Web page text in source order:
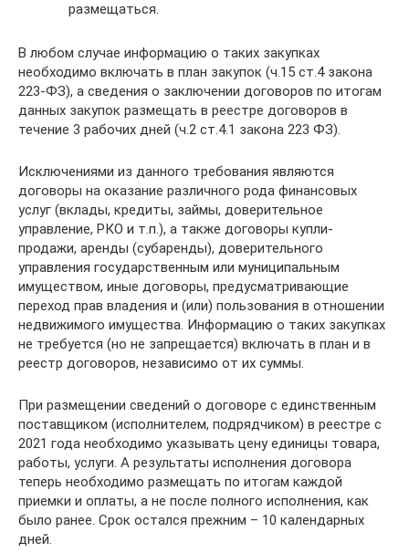
размещаться.
В любом случае информацию о таких закупках
необходимо включать в план закупок (ч.15 ст.4 закона
223-ФЗ), а сведения о заключении договоров по итогам
данных закупок размещать в реестре договоров в
течение 3 рабочих дней (ч.2 ст.4.1 закона 223 ФЗ).
Исключениями из данного требования являются
договоры на оказание различного рода финансовых
услуг (вклады, кредиты, займы, доверительное
управление, РКО и т.п.), а также договоры купли-
продажи, аренды (субаренды), доверительного
управления государственным или муниципальным
имуществом, иные договоры, предусматривающие
переход прав владения и (или) пользования в отношении
недвижимого имущества. Информацию о таких закупках
не требуется (но не запрещается) включать в план и в
реестр договоров, независимо от их суммы.
При размещении сведений о договоре c единственным
поставщиком (исполнителем, подрядчиком) в реестре с
2021 года необходимо указывать цену единицы товара,
работы, услуги. А результаты исполнения договора
теперь необходимо размещать по итогам каждой
приемки и оплаты, а не после полного исполнения, как
было ранее. Срок остался прежним – 10 календарных
дней.